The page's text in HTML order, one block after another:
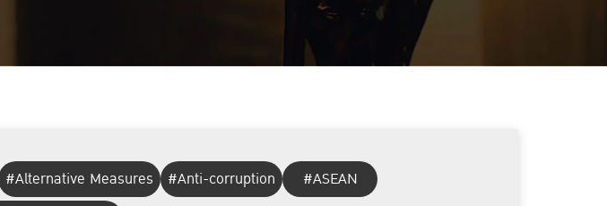
#Alternative Measures #Anti-corruption
#ASEAN